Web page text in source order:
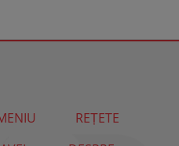
REȚETE